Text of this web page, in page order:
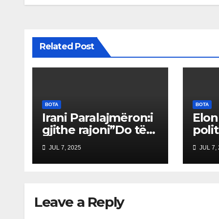
Related Post
BOTA
Irani Paralajmëron:i
gjithe rajoni”Do të
Vuajë” nëse Izraeli
Nuk Mbahet
Përgjegjës
JUL 7, 2025
BOTA
JUL 7,
Leave a Reply